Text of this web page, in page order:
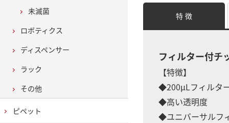
特 徴
フィルター付
【特徴】
◆200μLフィルタ
◆高い透明度
◆ユニバーサルフ
未滅菌
ロボティクス
ディスペンサー
ラック
その他
ピペット